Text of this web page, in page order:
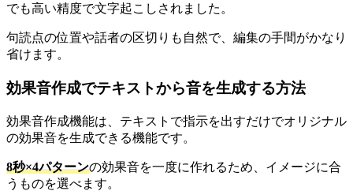
でも高い精度で文字起こしされました。
句読点の位置や話者の区切りも自然で、編集の手間がかなり
省けます。
効果音作成でテキストから音を生成する方法
効果音作成機能は、テキストで指示を出すだけでオリジナル
の効果音を生成できる機能です。
8秒×4パターンの効果音を一度に作れるため、イメージに合
うものを選べます。